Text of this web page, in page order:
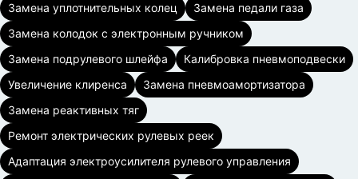
Замена уплотнительных колец
Замена педали газа
Замена колодок с электронным ручником
Замена подрулевого шлейфа
Калибровка пневмоподвески
Увеличение клиренса
Замена пневмоамортизатора
Замена реактивных тяг
Ремонт электрических рулевых реек
Адаптация электроусилителя рулевого управления